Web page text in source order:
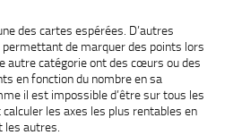
des cartes espérées. D’autres
de marquer des points lors
autre catégorie ont des cœurs ou des
en fonction du nombre en sa
il est impossible d’être sur tous les
les axes les plus rentables en
les autres.